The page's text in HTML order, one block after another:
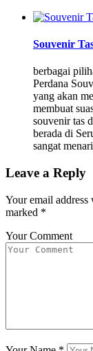
Souvenir
berbagai
Perdana
yang akan
membuat
souvenir tas
berada di
sangat
Leave a Reply
Your email
marked *
Your Comment